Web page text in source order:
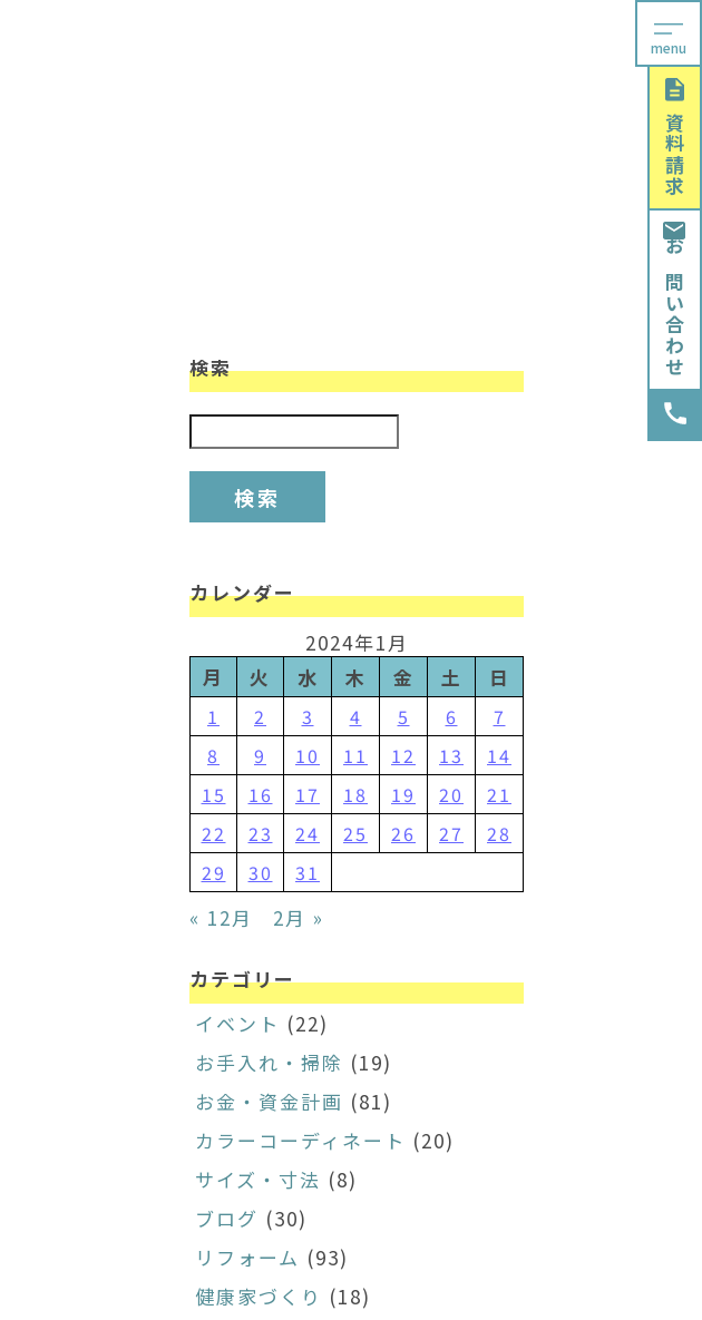
menu
資料請求
お問い合わせ
検索
カレンダー
2024年1月
月
火 水 木 金 土 日
1 2 3 4 5 6
7
8
9 10 11 12 13
14
15
16 17 18 19 20
21
22
23 24 25 26 27
28
29
30 31
« 12月 2月 »
カテゴリー
イベント (22)
お手入れ・掃除 (19)
お金・資金計画 (81)
カラーコーディネート (20)
サイズ・寸法 (8)
ブログ (30)
リフォーム (93)
健康家づくり (18)